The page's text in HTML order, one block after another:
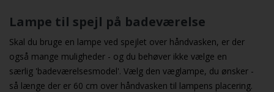
Lampe til spejl på badeværelse
Skal du bruge en lampe ved spejlet over håndvasken, er der
også mange muligheder - og du behøver ikke vælge en
særlig 'badeværelsesmodel'. Vælg den væglampe, du ønsker -
så længe der er 60 cm over håndvasken til lampens placering.